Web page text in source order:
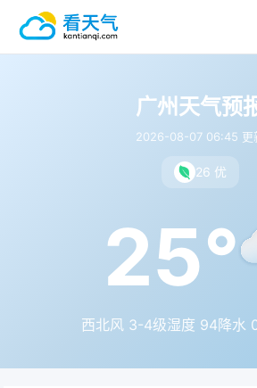
广州天气预
2026-08-07 06:45 更
26 优
25°
西北风 3-4级湿度 94降水